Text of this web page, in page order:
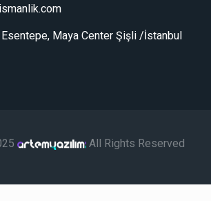
Maya Center Şişli /İstanbul
All Rights Reserved